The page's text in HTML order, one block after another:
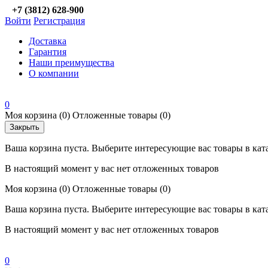
+7 (3812) 628-900
Войти Регистрация
Доставка
Гарантия
Наши преимущества
О компании
0
Моя корзина (0) Отложенные товары (0)
Закрыть
Ваша корзина пуста. Выберите интересующие вас товары в
В настоящий момент у вас нет отложенных товаров
Моя корзина (0) Отложенные товары (0)
Ваша корзина пуста. Выберите интересующие вас товары в
В настоящий момент у вас нет отложенных товаров
0